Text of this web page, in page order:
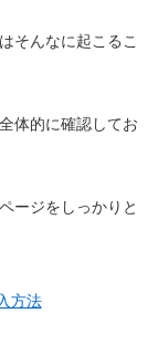
そんなに起こるこ
体的に確認してお
ージをしっかりと
方法